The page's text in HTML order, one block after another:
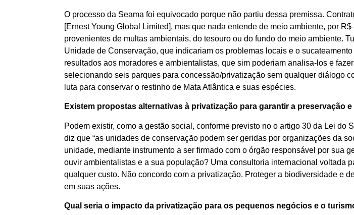
O processo da Seama foi equivocado porque não partiu dessa premissa.
[Ernest Young Global Limited], mas que nada entende de meio ambiente, por
provenientes de multas ambientais, do tesouro ou do fundo do meio ambiente.
Unidade de Conservação, que indicariam os problemas locais e o
resultados aos moradores e ambientalistas, que sim poderiam analisa-los e
selecionando seis parques para concessão/privatização sem qualquer diálogo
luta para conservar o restinho de Mata Atlântica e suas espécies.
Existem propostas alternativas à privatização para garantir a preservação
Podem existir, como a gestão social, conforme previsto no o artigo 30 da Lei
diz que “as unidades de conservação podem ser geridas por organizações da
unidade, mediante instrumento a ser firmado com o órgão responsável por sua
ouvir ambientalistas e a sua população? Uma consultoria internacional voltada
qualquer custo. Não concordo com a privatização. Proteger a biodiversidade e
em suas ações.
Qual seria o impacto da privatização para os pequenos negócios e o